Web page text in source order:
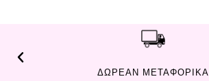
ΔΩΡΕΑΝ ΜΕΤΑΦΟΡΙΚΑ